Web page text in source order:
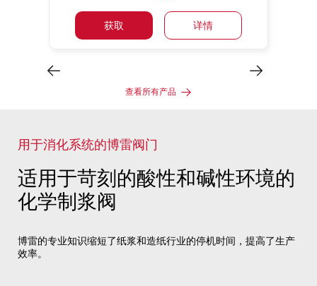
获取 详情
查看所有产品
用于消化系统的博雷阀门
适用于苛刻的酸性和碱性环境的
化学制浆阀
博雷的专业知识缩短了纸浆和造纸行业的停机时间，提高了生产
效率。